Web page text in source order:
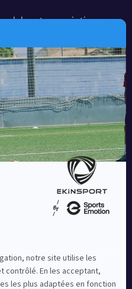
clubs et associations
France depuis plus de
par la rédaction de
des « Meilleurs sites de